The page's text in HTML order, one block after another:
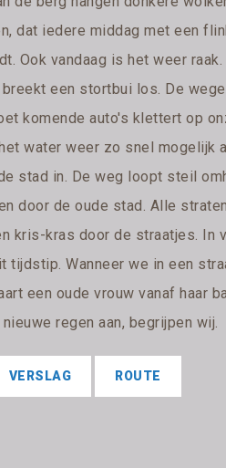
dat iedere middag met een
Ook vandaag is het weer raak.
een stortbui los. De
komende auto's klettert op
water weer zo snel mogelijk
stad in. De weg loopt steil
door de oude stad. Alle
kris-kras door de straatjes. In
tijdstip. Wanneer we in een
een oude vrouw vanaf haar
regen aan, begrijpen wij.
VERSLAG ROUTE